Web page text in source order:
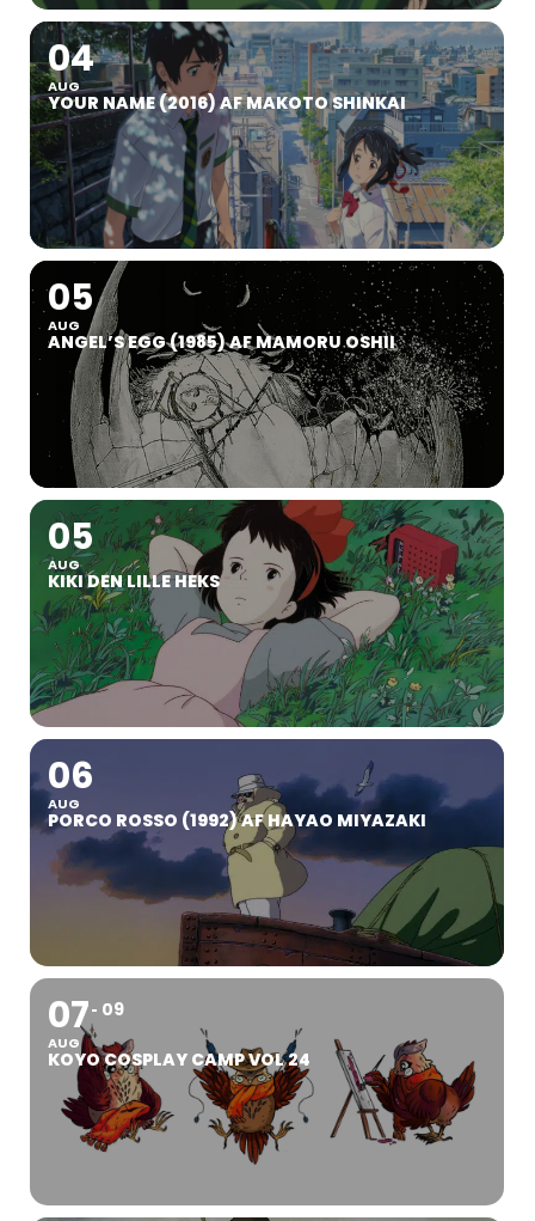
04
AUG
YOUR NAME (2016) AF MAKOTO SHINKAI
05
AUG
ANGEL’S EGG (1985) AF MAMORU OSHII
05
AUG
KIKI DEN LILLE HEKS
06
AUG
PORCO ROSSO (1992) AF HAYAO MIYAZAKI
07
AUG
09
KOYO COSPLAY CAMP VOL 24